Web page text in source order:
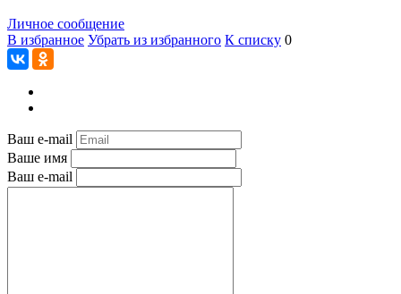
Личное сообщение
В избранное Убрать из избранного К списку 0
Ваш e-mail
Ваше имя
Ваш e-mail